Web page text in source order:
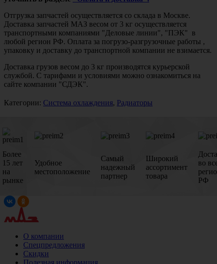
Отгрузка запчастей осуществляется со склада в Москве.
Доставка запчастей МАЗ весом от 3 кг осуществляется
транспортными компаниями "Деловые линии", "ПЭК" в
любой регион РФ. Оплата за погрузо-разгрузочные работы ,
упаковку и доставку до транспортной компании не взимается.
Доставка грузов весом до 3 кг производятся курьерской
службой. С тарифами и условиями можно ознакомиться на
сайте компании "СДЭК".
Категории: Система охлаждения, Радиаторы
Более
15 лет
на
рынке
Удобное
местоположение
Самый
надежный
партнер
Широкий
ассортимент
товара
во
РФ
О компании
Спецпредложения
Скидки
Полезная информация